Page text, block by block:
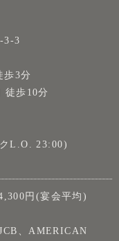
3-3
歩3分
徒歩10分
L.O. 23:00)
円(宴会平均)
、AMERICAN